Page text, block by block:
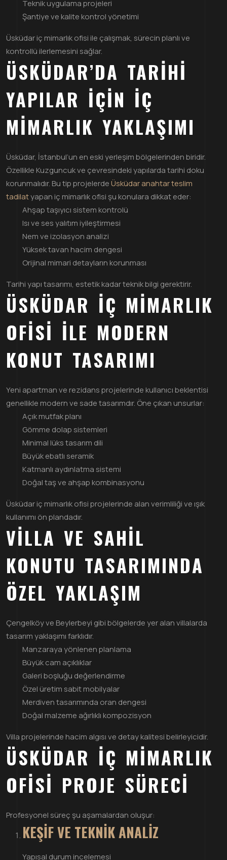
Teknik uygulama projeleri
Şantiye ve kalite kontrol yönetimi
Üsküdar iç mimarlık ofisi ile çalışmak, sürecin planlı ve
kontrollü ilerlemesini sağlar.
ÜSKÜDAR’DA TARIHI
YAPILAR İÇIN İÇ
MIMARLIK YAKLAŞIMI
Üsküdar, İstanbul’un en eski yerleşim bölgelerinden biridir.
Özellikle Kuzguncuk ve çevresindeki yapılarda tarihi doku
korunmalıdır. Bu tip projelerdeÜsküdar anahtar teslim
tadilatyapan iç mimarlık ofisi şu konulara dikkat eder:
Ahşap taşıyıcı sistem kontrolü
Isı ve ses yalıtım iyileştirmesi
Nem ve izolasyon analizi
Yüksek tavan hacim dengesi
Orijinal mimari detayların korunması
Tarihi yapı tasarımı, estetik kadar teknik bilgi gerektirir.
ÜSKÜDAR İÇ MIMARLIK
OFISI ILE MODERN
KONUT TASARIMI
Yeni apartman ve rezidans projelerinde kullanıcı beklentisi
genellikle modern ve sade tasarımdır. Öne çıkan unsurlar:
Açık mutfak planı
Gömme dolap sistemleri
Minimal lüks tasarım dili
Büyük ebatlı seramik
Katmanlı aydınlatma sistemi
Doğal taş ve ahşap kombinasyonu
Üsküdar iç mimarlık ofisi projelerinde alan verimliliği ve ışık
kullanımı ön plandadır.
VILLA VE SAHIL
KONUTU TASARIMINDA
ÖZEL YAKLAŞIM
Çengelköy ve Beylerbeyi gibi bölgelerde yer alan villalarda
tasarım yaklaşımı farklıdır.
Manzaraya yönlenen planlama
Büyük cam açıklıklar
Galeri boşluğu değerlendirme
Özel üretim sabit mobilyalar
Merdiven tasarımında oran dengesi
Doğal malzeme ağırlıklı kompozisyon
Villa projelerinde hacim algısı ve detay kalitesi belirleyicidir.
ÜSKÜDAR İÇ MIMARLIK
OFISI PROJE SÜRECI
Profesyonel süreç şu aşamalardan oluşur:
KEŞIF VE TEKNIK ANALIZ
Yapısal durum incelemesi